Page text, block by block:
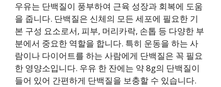
우유는 단백질이 풍부하여 근육 성장과 회복에 도움
을 줍니다. 단백질은 신체의 모든 세포에 필요한 기
본 구성 요소로서, 피부, 머리카락, 손톱 등 다양한 부
분에서 중요한 역할을 합니다. 특히 운동을 하는 사
람이나 다이어트를 하는 사람에게 단백질은 꼭 필요
한 영양소입니다. 우유 한 잔에는 약 8g의 단백질이
들어 있어 간편하게 단백질을 보충할 수 있습니다.